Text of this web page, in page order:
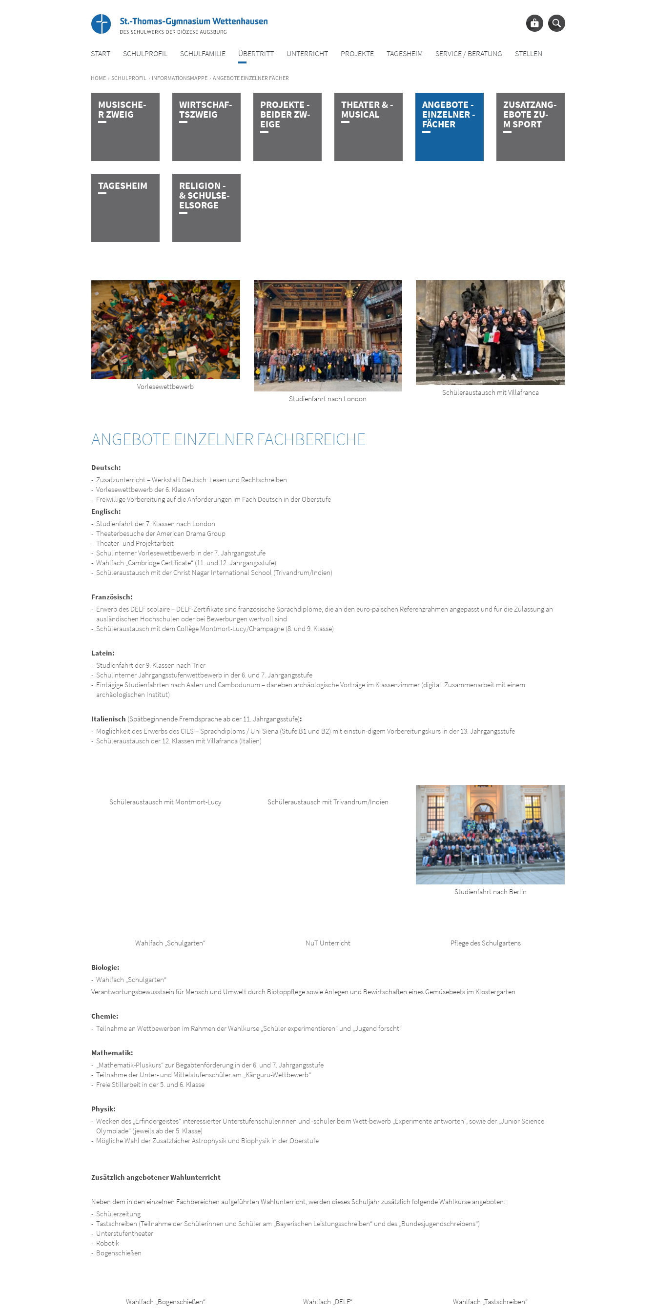
START SCHUL­PROFIL SCHUL­FAMILIE ÜBERTRITT UNTER­RICHT PROJEKTE TAGES­HEIM SERVICE / BERATUNG STELLEN
HOME › SCHUL­PROFIL › INFORMATIONSMAPPE › ANGEBOTE EINZELNER FÄCHER
M­U­S­I­­­S­C­H­E­
R­ ­Z­W­E­I­G
W­I­R­T­­­­­S­C­H­A­F­
T­S­­­­­Z­W­E­I­G
P­R­O­J­E­K­T­E­ ­
B­E­I­D­E­R­­­ ­Z­W­
E­I­­­G­E
T­H­E­A­T­E­R­ ­&­ ­
M­U­S­I­C­A­L
A­N­G­E­B­O­T­E­ ­
E­I­N­Z­E­L­N­E­R­ ­
F­Ä­C­H­E­R
Z­U­S­A­T­Z­­­­­A­N­G­
E­B­O­T­E­ ­Z­U­
M­ ­S­P­O­R­T
T­A­G­E­S­­­H­E­I­M
R­E­L­I­G­I­O­N­ ­
&­ ­S­C­H­U­L­­­­­S­E­
E­L­­­­­S­O­R­G­E
Vorlesewettbewerb
Studienfahrt nach London
Schüleraustausch mit Villafranca
ANGEBOTE EINZELNER FACHBEREICHE
Deutsch:
Zusatzunterricht – Werkstatt Deutsch: Lesen und Rechtschreiben
Vorlesewettbewerb der 6. Klassen
Freiwillige Vorbereitung auf die Anforderungen im Fach Deutsch in der Oberstufe
Englisch:
Studienfahrt der 7. Klassen nach London
Theaterbesuche der American Drama Group
Theater- und Projektarbeit
Schulinterner Vorlesewettbewerb in der 7. Jahrgangsstufe
Wahlfach „Cambridge Certificate“ (11. und 12. Jahrgangsstufe)
Schüleraustausch mit der Christ Nagar International School (Trivandrum/Indien)
Französisch:
Erwerb des DELF scolaire – DELF-Zertifikate sind französische Sprachdiplome, die an den euro-päischen Referenzrahmen angepasst und für die Zulassung an
ausländischen Hochschulen oder bei Bewerbungen wertvoll sind
Schüleraustausch mit dem Collège Montmort-Lucy/Champagne (8. und 9. Klasse)
Latein:
Studienfahrt der 9. Klassen nach Trier
Schulinterner Jahrgangsstufenwettbewerb in der 6. und 7. Jahrgangsstufe
Eintägige Studienfahrten nach Aalen und Cambodunum – daneben archäologische Vorträge im Klassenzimmer (digital: Zusammenarbeit mit einem
archäologischen Institut)
Italienisch (Spätbeginnende Fremdsprache ab der 11. Jahrgangsstufe):
Möglichkeit des Erwerbs des CILS – Sprachdiploms / Uni Siena (Stufe B1 und B2) mit einstün-digem Vorbereitungskurs in der 13. Jahrgangsstufe
Schüleraustausch der 12. Klassen mit Villafranca (Italien)
Schüleraustausch mit Montmort-Lucy Schüleraustausch mit Trivandrum/Indien
Studienfahrt nach Berlin
Wahlfach „Schulgarten“ NuT Unterricht Pflege des Schulgartens
Biologie:
Wahlfach „Schulgarten“
Verantwortungsbewusstsein für Mensch und Umwelt durch Biotoppflege sowie Anlegen und Bewirtschaften eines Gemüsebeets im Klostergarten
Chemie:
Teilnahme an Wettbewerben im Rahmen der Wahlkurse „Schüler experimentieren“ und „Jugend forscht“
Mathematik:
„Mathematik-Pluskurs“ zur Begabtenförderung in der 6. und 7. Jahrgangsstufe
Teilnahme der Unter- und Mittelstufenschüler am „Känguru-Wettbewerb“
Freie Stillarbeit in der 5. und 6. Klasse
Physik:
Wecken des „Erfindergeistes“ interessierter Unterstufenschülerinnen und -schüler beim Wett-bewerb „Experimente antworten“, sowie der „Junior Science
Olympiade“ (jeweils ab der 5. Klasse)
Mögliche Wahl der Zusatzfächer Astrophysik und Biophysik in der Oberstufe
Zusätzlich angebotener Wahlunterricht
Neben dem in den einzelnen Fachbereichen aufgeführten Wahlunterricht, werden dieses Schuljahr zusätzlich folgende Wahlkurse angeboten:
Schülerzeitung
Tastschreiben (Teilnahme der Schülerinnen und Schüler am „Bayerischen Leistungsschreiben“ und des „Bundesjugendschreibens“)
Unterstufentheater
Robotik
Bogenschießen
Wahlfach „Bogenschießen“ Wahlfach „DELF“ Wahlfach „Tastschreiben“